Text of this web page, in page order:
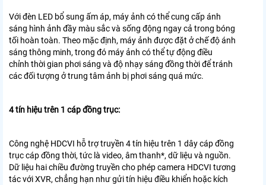
Với đèn LED bổ sung ấm áp, máy ảnh có thể cung cấp ánh
sáng hình ảnh đầy màu sắc và sống động ngay cả trong bóng
tối hoàn toàn. Theo mặc định, máy ảnh đượcđặt ở chế độ ánh
sáng thông minh, trong đó máy ảnh có thể tự động điều
chỉnh thời gian phơi sáng và độ nhạy sáng đồng thời để tránh
các đối tượng ở trung tâm ảnh bị phơi sáng quá mức.
4 tín hiệu trên 1 cáp đồng trục:
Công nghệ HDCVI hỗ trợ truyền 4 tín hiệu trên 1 dây cáp đồng
trụccáp đồng thời, tức là video, âm thanh*, dữ liệu và nguồn.
Dữ liệu hai chiều đường truyền cho phép camera HDCVI tương
tác với XVR, chẳng hạn nhưgửi tín hiệu điều khiển hoặc kích